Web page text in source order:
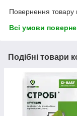
Повернення товару
Всі умови
Подібні товари